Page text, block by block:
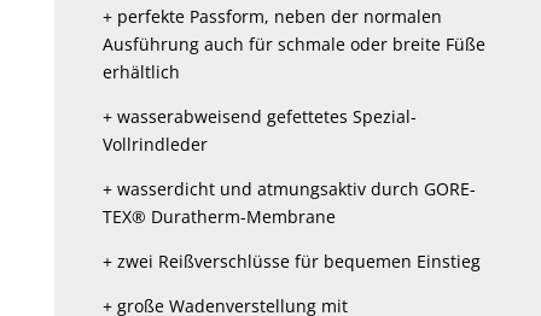
+ perfekte Passform, neben der normalen
Ausführung auch für schmale oder breite Füße
erhältlich
+ wasserabweisend gefettetes Spezial-
Vollrindleder
+ wasserdicht und atmungsaktiv durch GORE-
TEX® Duratherm-Membrane
+ zwei Reißverschlüsse für bequemen Einstieg
+ große Wadenverstellung mit